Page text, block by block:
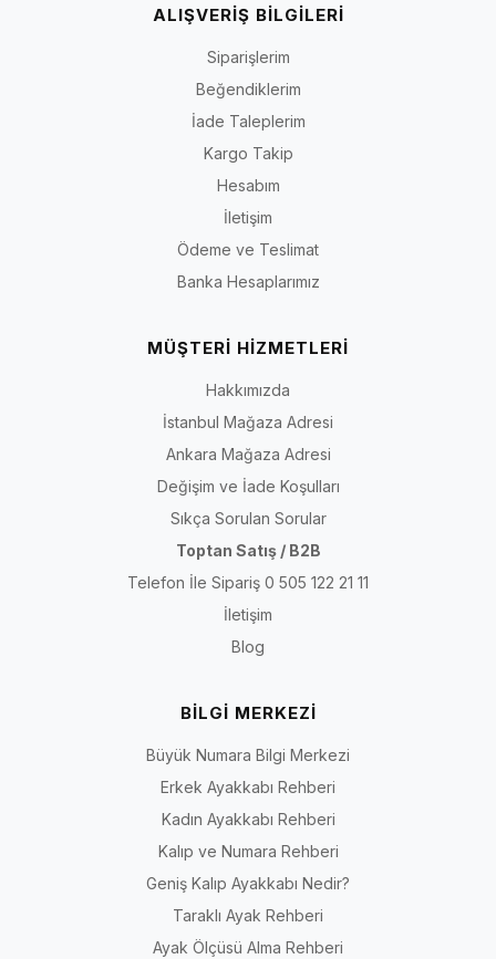
ALIŞVERİŞ BİLGİLERİ
Siparişlerim
Beğendiklerim
İade Taleplerim
Kargo Takip
Hesabım
İletişim
Ödeme ve Teslimat
Banka Hesaplarımız
MÜŞTERİ HİZMETLERİ
Hakkımızda
İstanbul Mağaza Adresi
Ankara Mağaza Adresi
Değişim ve İade Koşulları
Sıkça Sorulan Sorular
Toptan Satış / B2B
Telefon İle Sipariş 0 505 122 21 11
İletişim
Blog
BİLGİ MERKEZİ
Büyük Numara Bilgi Merkezi
Erkek Ayakkabı Rehberi
Kadın Ayakkabı Rehberi
Kalıp ve Numara Rehberi
Geniş Kalıp Ayakkabı Nedir?
Taraklı Ayak Rehberi
Ayak Ölçüsü Alma Rehberi